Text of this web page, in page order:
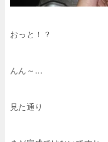
おっと！？
んん～…
見た通り